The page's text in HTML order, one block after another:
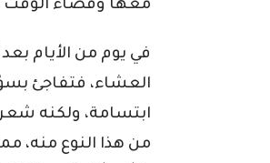
معها وقضاء الوقت
في يوم من الأيام
العشاء، فتفاجئ
ابتسامة، ولكنه
من هذا النوع منه،